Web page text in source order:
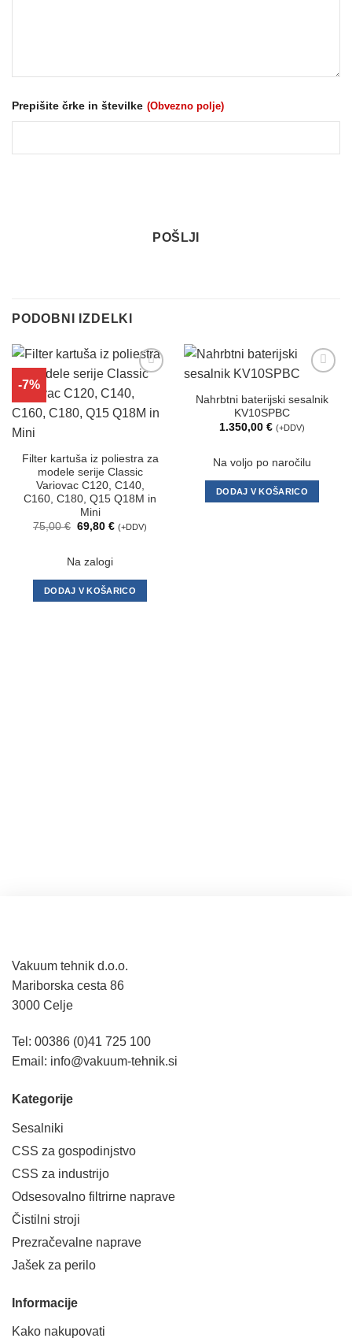
Prepišite črke in številke (Obvezno polje)
POŠLJI
should
left
blank
PODOBNI IZDELKI
-7%
želja
Filter kartuša iz poliestra za
modele serije Classic
Variovac C120, C140,
C160, C180, Q15 Q18M in
Mini
75,00€ Izvirna
bila:
75,00 €.
69,80€Trenutna
(+DDV)
Na zalogi
DODAJ V KOŠARICO
na
seznam
Nahrbtni baterijski sesalnik
KV10SPBC
1.350,00 € (+DDV)
Na voljo po naročilu
DODAJ V KOŠARICO
Vakuum tehnik d.o.o.
Mariborska cesta 86
3000 Celje
Tel: 00386 (0)41 725 100
Email: info@vakuum-tehnik.si
Kategorije
Sesalniki
CSS za gospodinjstvo
CSS za industrijo
Odsesovalno filtrirne naprave
Čistilni stroji
Prezračevalne naprave
Jašek za perilo
Informacije
Kako nakupovati